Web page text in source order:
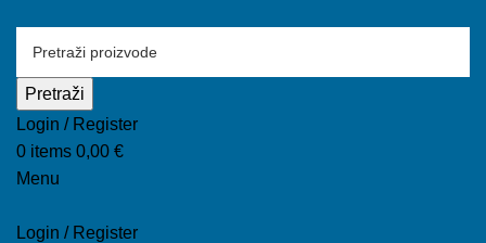
Pretraži
Login / Register
0 items 0,00 €
Menu
Login / Register